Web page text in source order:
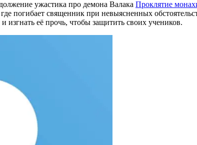
ужастика про демона Валака Проклятие
погибает священник при невыясненных
её прочь, чтобы защитить своих учеников.